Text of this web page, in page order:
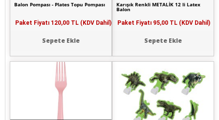
Karışık Renkli METALİK 12 li Latex
Balon
Paket Fiyatı 95,00 TL (KDV Dahil)
Sepete Ekle
Balon Pompası - Plates Topu Pompası
Paket Fiyatı 120,00 TL (KDV Dahil)
Sepete Ekle